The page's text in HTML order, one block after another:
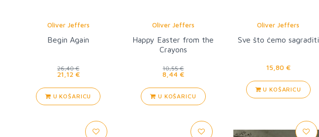
Oliver Jeffers
Begin Again
26,40 €
21,12 €
U KOŠARICU
Oliver Jeffers
Happy Easter from the
Crayons
10,55 €
8,44 €
U KOŠARICU
Oliver Jeffers
Sve što ćemo sagraditi
15,80 €
U KOŠARICU